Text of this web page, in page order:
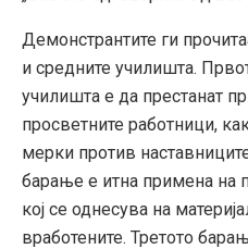
Демонстрантите ги
и средните училишта.
училишта е да престанат
просветните работници,
мерки против
барање е итна примена на
кој се однесува на
вработените. Третото